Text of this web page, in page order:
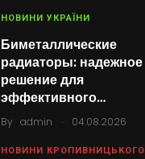
НОВИНИ УКРАЇНИ
Биметаллические
радиаторы: надежное
решение для
эффективного…
By admin . 04.08.2026
НОВИНИ КРОПИВНИЦЬКОГО